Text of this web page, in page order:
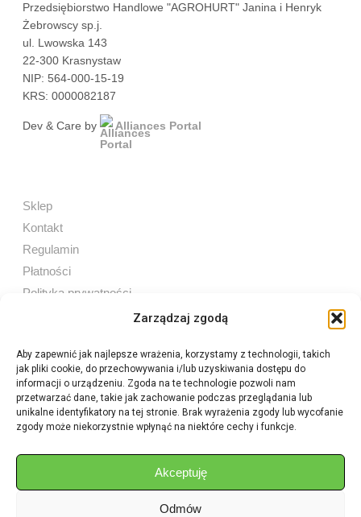
Zarządzaj zgodą
Aby zapewnić jak najlepsze wrażenia, korzystamy z technologii, takich
jak pliki cookie, do przechowywania i/lub uzyskiwania dostępu do
informacji o urządzeniu. Zgoda na te technologie pozwoli nam
przetwarzać dane, takie jak zachowanie podczas przeglądania lub
unikalne identyfikatory na tej stronie. Brak wyrażenia zgody lub wycofanie
zgody może niekorzystnie wpłynąć na niektóre cechy i funkcje.
Akceptuję
Odmów
Przedsiębiorstwo Handlowe "AGROHURT" Janina i Henryk
Żebrowscy sp.j.
ul. Lwowska 143
22-300 Krasnystaw
NIP: 564-000-15-19
KRS: 0000082187
Dev & Care by Alliances Portal
Sklep
Kontakt
Regulamin
Płatności
Polityka prywatności
Sprzedaż internetowa
Tel:605 603 753
Sprzedaż detaliczna
aukcje.agrohurt@gmail.com